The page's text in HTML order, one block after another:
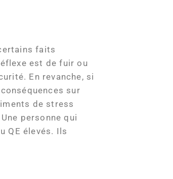
faits
est de fuir ou
En revanche, si
sur
de stress
personne qui
QE élevés. Ils